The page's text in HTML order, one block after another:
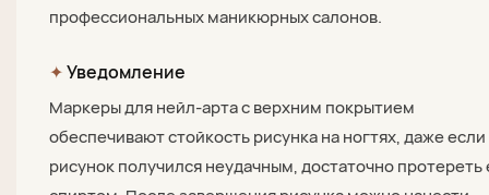
профессиональных маникюрных салонов.
✦Уведомление
Маркеры для нейл-арта с верхним покрытием
обеспечивают стойкость рисунка на ногтях, даже если
рисунок получился неудачным, достаточно протереть